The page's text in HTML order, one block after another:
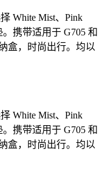
White Mist、Pink
。携带适用于 G705 和
盒，时尚出行。均以
White Mist、Pink
。携带适用于 G705 和
盒，时尚出行。均以